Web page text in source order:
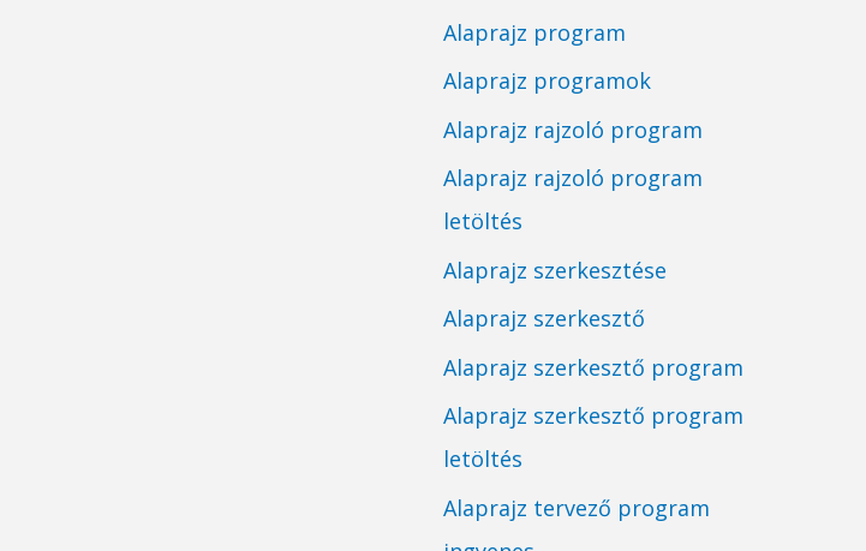
Alaprajz program
Alaprajz programok
Alaprajz rajzoló program
Alaprajz rajzoló program
letöltés
Alaprajz szerkesztése
Alaprajz szerkesztő
Alaprajz szerkesztő program
Alaprajz szerkesztő program
letöltés
Alaprajz tervező program